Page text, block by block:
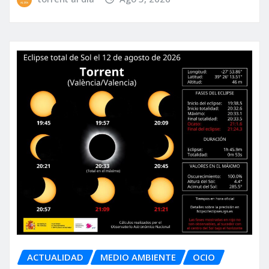
ACTUALIDAD MEDIO AMBIENTE OCIO